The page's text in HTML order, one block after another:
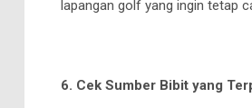
lapangan golf yang ingin tetap
6. Cek Sumber Bibit yang